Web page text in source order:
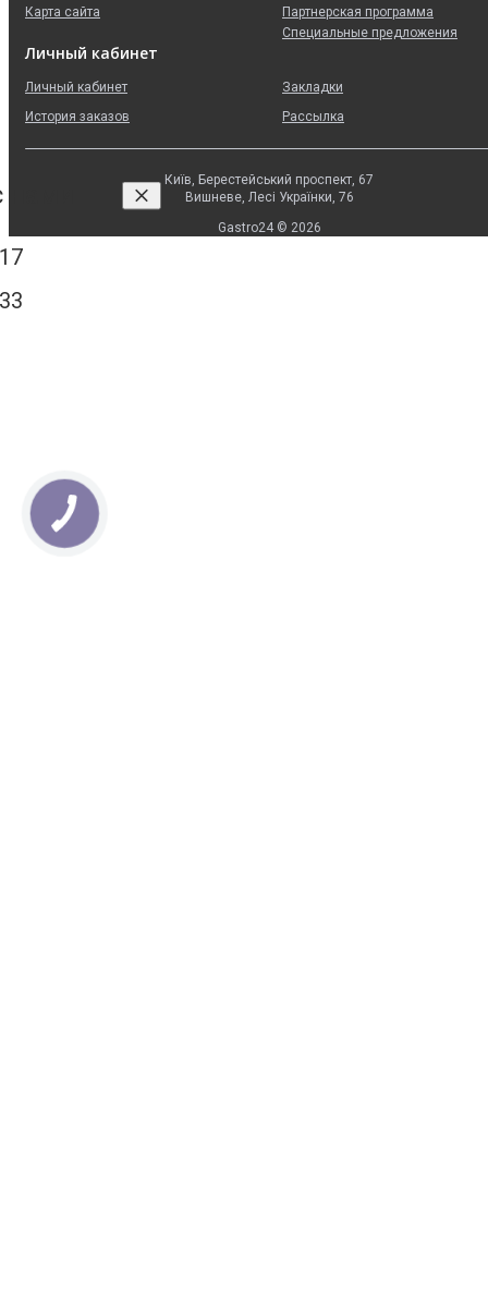
Карта сайта
Партнерская программа
Специальные предложения
Личный кабинет
Личный кабинет
История заказов
Закладки
Рассылка
Київ, Берестейський проспект, 67
Вишневе, Лесі Українки, 76
Gastro24 © 2026